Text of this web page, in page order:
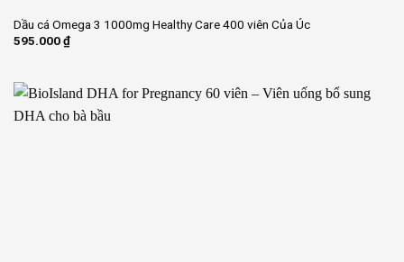
Dầu cá Omega 3 1000mg Healthy Care 400 viên Của Úc
595.000₫